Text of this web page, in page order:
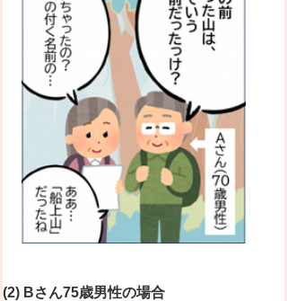
(2) Bさん75歳男性の場合